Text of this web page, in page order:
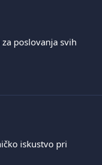
poslovanja svih
iskustvo pri